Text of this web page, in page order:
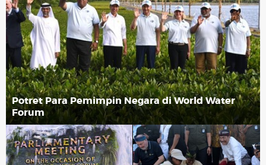
Potret Para Pemimpin Negara di World Water
Forum